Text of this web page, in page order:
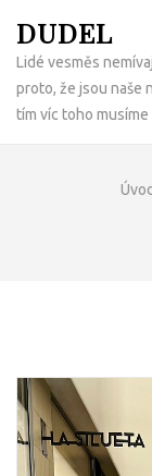
na
obsah
(Enter)
DUDEL
Lidé vesměs
proto, že jsou naše
tím víc toho